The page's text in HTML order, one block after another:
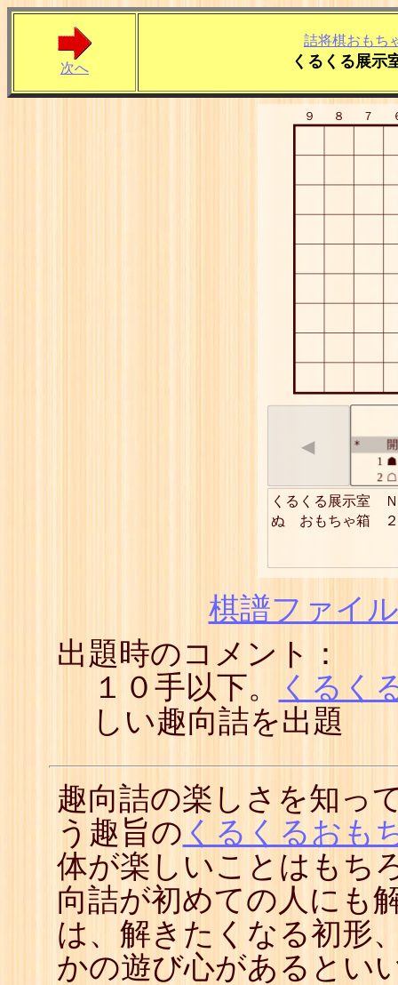
次へ
詰将棋おもち
くるくる展
９ ８ ７
◀ *
1 ☗
2 ☖
☗
☗
8 ☖
詰
くるくる展示室　
ぬ　おもちゃ箱　
棋譜ファイ
出題時のコメント：
１０手以下。
くるく
しい趣向詰を出題
趣向詰の楽しさを知っ
う趣旨の くるくるおも
体が楽しいことはもち
向詰が初めての人にも
は、解きたくなる初形
かの遊び心があるとい